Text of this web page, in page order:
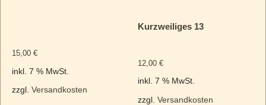
15,00 €
inkl. 7 % MwSt.
zzgl. Versandkosten
Kurzweiliges 13
12,00€
inkl. 7 % MwSt.
zzgl.Versandkosten